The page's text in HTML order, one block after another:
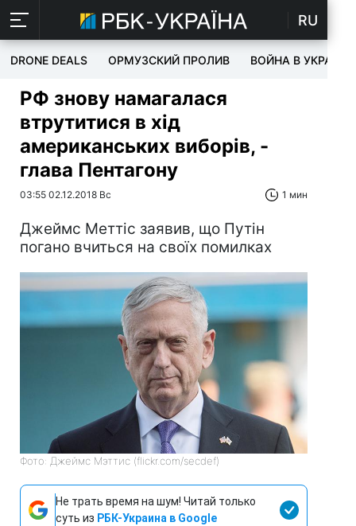
RU
DRONE DEALS ОРМУЗСКИЙ ПРОЛИВ ВОЙНА В УКРАИНЕ
РФ знову намагалася
втрутитися в хід
американських виборів, -
глава Пентагону
03:55 02.12.2018 Вс 1 мин
Джеймс Меттіс заявив, що Путін
погано вчиться на своїх помилках
Фото: Джеймс Мэттис (flickr.com/secdef)
Не трать время на шум! Читай только
суть из РБК-Украина в Google